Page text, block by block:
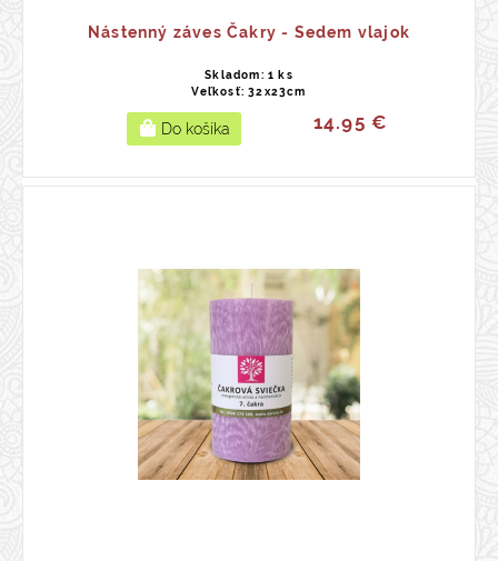
Nástenný záves Čakry - Sedem vlajok
Skladom: 1 ks
Veľkosť: 32x23cm
14.95 €